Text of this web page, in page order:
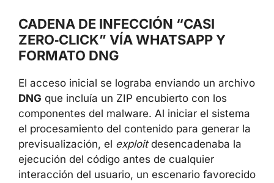
CADENA DE INFECCIÓN “CASI
ZERO‑CLICK” VÍA WHATSAPP Y
FORMATO DNG
El acceso inicial se lograba enviando un archivo
DNG que incluía un ZIP encubierto con los
componentes del malware. Al iniciar el sistema
el procesamiento del contenido para generar la
previsualización, el exploitdesencadenaba la
ejecución del código antes de cualquier
interacción del usuario, un escenario favorecido